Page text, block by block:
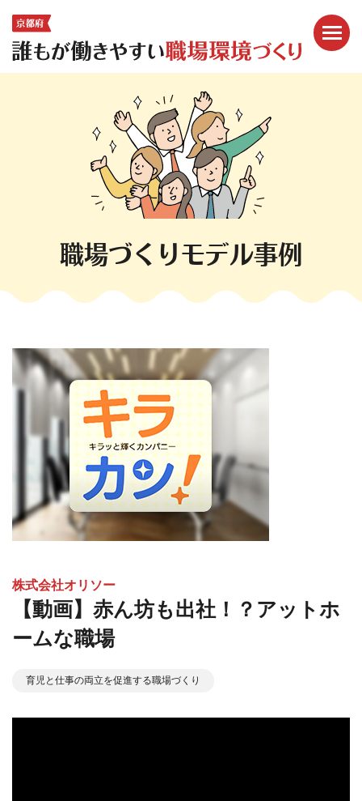
メニ
職場づくりモデル事例
株式会社オリソー
【動画】赤ん坊も出社！？アットホ
ームな職場
育児と仕事の両立を促進する職場づくり